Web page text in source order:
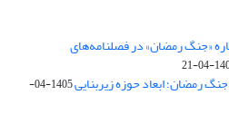
«جنگ رمضان» در فصلنامه‌های
رمضان؛ ابعاد حوزه زیربنایی
1405-04-